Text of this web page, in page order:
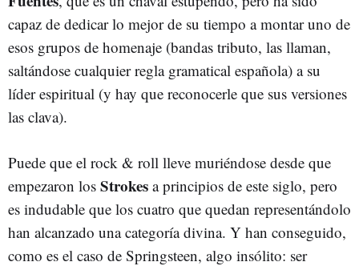
capaz de dedicar lo mejor de su tiempo a montar uno de
esos grupos de homenaje (bandas tributo, las llaman,
saltándose cualquier regla gramatical española) a su
líder espiritual (y hay que reconocerle que sus versiones
las clava).
Puede que el rock & roll lleve muriéndose desde que
empezaron los Strokes a principios de este siglo, pero
es indudable que los cuatro que quedan representándolo
han alcanzado una categoría divina. Y han conseguido,
como es el caso de Springsteen, algo insólito: ser